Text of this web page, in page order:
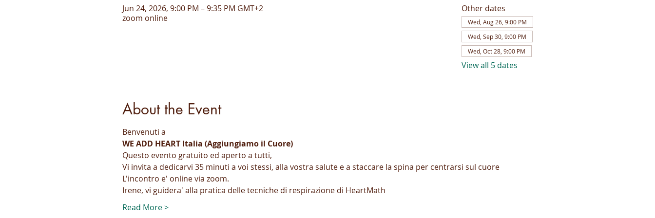
Jun 24, 2026, 9:00 PM – 9:35 PM GMT+2
zoom online
Other dates
Wed, Aug 26, 9:00 PM
Wed, Sep 30, 9:00 PM
Wed, Oct 28, 9:00 PM
View all 5 dates
About the Event
Benvenuti a
WE ADD HEART Italia (Aggiungiamo il Cuore)
Questo evento gratuito ed aperto a tutti,
Vi invita a dedicarvi 35 minuti a voi stessi, alla vostra salute e a staccare la spina per centrarsi sul cuore
L'incontro e' online via zoom.
Irene, vi guidera' alla pratica delle tecniche di respirazione di HeartMath
Read More >